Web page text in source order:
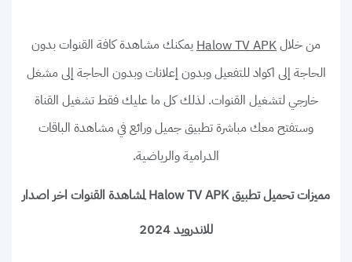
من خلالHalow TV APK يمكنك مشاهدة كافة القنوات بدون
الحاجة إلى اكواد للتفعيل وبدون إعلانات وبدون الحاجة إلى مشغل
خارجي لتشغيل القنوات. لذلك كل ما عليك فقط تشغيل القناة
وستفتح معك مباشرة تطبيق جميل ورائع في مشاهدة الباقات
الدرامية والرياضية.
مميزات تحميل تطبيق Halow TV APK لمشاهدة القنوات اخر اصدار
للاندرويد 2024